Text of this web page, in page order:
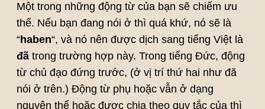
Một trong những động từ của bạn sẽ chiếm ưu
thế. Nếu bạn đang nói ở thì quá khứ, nó sẽ là
“haben“, và nó nên được dịch sang tiếng Việt là
đã trong trường hợp này. Trong tiếng Đức, động
từ chủ đạo đứng trước, (ở vị trí thứ hai như đã
nói ở trên.) Động từ phụ hoặc vẫn ở dạng
nguyên thể hoặc được chia theo quy tắc của thì